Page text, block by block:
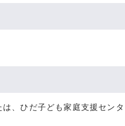
は、ひだ子ども家庭支援セ